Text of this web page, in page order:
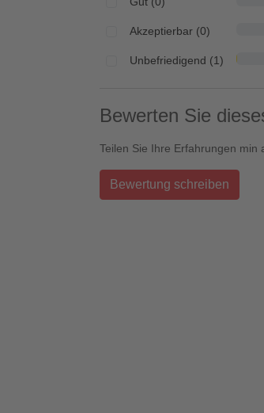
Akzeptierbar (0)
Unbefriedigend (1)
Bewerten Sie
Teilen Sie Ihre Erfahrungen min
Bewertung schreiben